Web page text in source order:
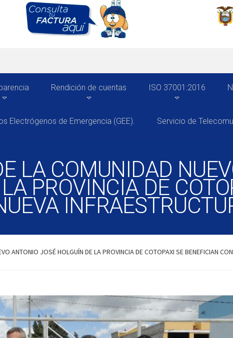
Rendición de cuentas ISO 37001:2016
Electrógenos de Emergencia (GEE). Servicio de
LA COMUNIDAD
PROVINCIA DE
ANTONIO JOSÉ HOLGUÍN DE LA PROVINCIA DE COTOPAXI SE BENEFICIAN